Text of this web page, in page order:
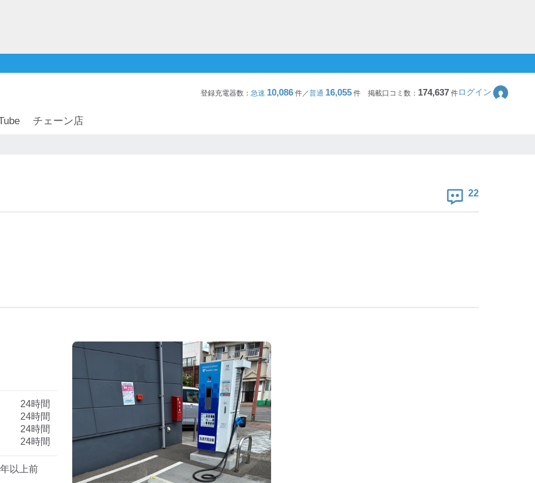
登録充電器数： 急速 10,086 件／普通 16,055 件 掲載口コミ数： 174,637件ログイン
チェーン店
22
24時間
24時間
24時間
24時間
以上前